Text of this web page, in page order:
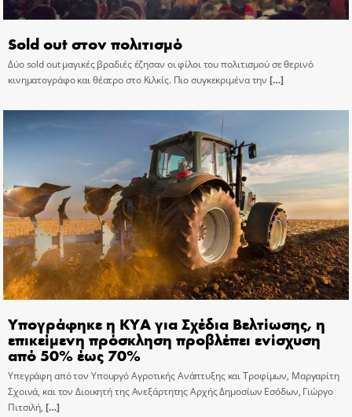
Sold out στον πολιτισμό
Δύο sold out μαγικές βραδιές έζησαν οι φίλοι του πολιτισμού σε θερινό
κινηματογράφο και θέατρο στο Κιλκίς. Πιο συγκεκριμένα την […]
Υπογράφηκε η ΚΥΑ για Σχέδια Βελτίωσης, η
επικείμενη πρόσκληση προβλέπει ενίσχυση
από 50% έως 70%
Υπεγράφη από τον Υπουργό Αγροτικής Ανάπτυξης και Τροφίμων, Μαργαρίτη
Σχοινά, και τον Διοικητή της Ανεξάρτητης Αρχής Δημοσίων Εσόδων, Γιώργο
Πιτσιλή, […]